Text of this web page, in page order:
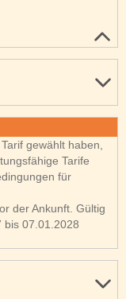
gewählt haben,
Tarife
für
der Ankunft. Gültig
bis 07.01.2028